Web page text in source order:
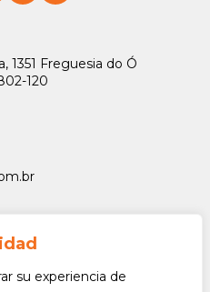
su experiencia de
1351 Freguesia do Ó
120